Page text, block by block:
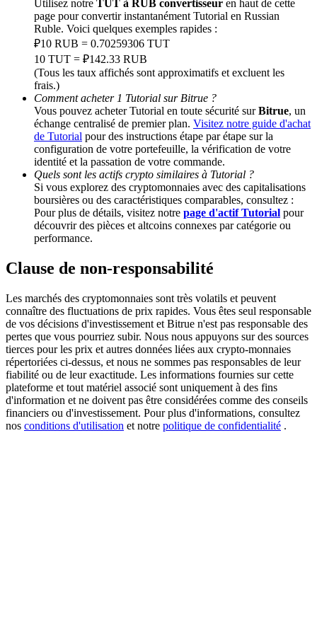
BTC Welcome Rewards
Deposit & Trade BTC to Share 25000 USDT prize pool!
Deposit CASHCAT & Win
Share 500000 CASHCAT prize pool
Exclusive for BitMart Users
Register & Trade to Win 500,000 USDT
Trade Gold & Silver · 33,333 USDT Bonus
USDT New User Exclusive 10% APR
USDT Flexible Staking | Daily Rewards
Utilisez notre TUT à RUB convertisseur en haut de cette
page pour convertir instantanément Tutorial en Russian
Ruble. Voici quelques exemples rapides :
₽10 RUB = 0.70259306 TUT
10 TUT = ₽142.33 RUB
(Tous les taux affichés sont approximatifs et excluent les
frais.)
Comment acheter 1 Tutorial sur Bitrue ?
Vous pouvez acheter Tutorial en toute sécurité surBitrue, un
échange centralisé de premier plan. Visitez notre guide d'achat
de Tutorial pour des instructions étape par étape sur la
configuration de votre portefeuille, la vérification de votre
identité et la passation de votre commande.
Quels sont les actifs crypto similaires à Tutorial ?
Si vous explorez des cryptomonnaies avec des capitalisations
boursières ou des caractéristiques comparables, consultez :
Pour plus de détails, visitez notre page d'actif Tutorial pour
découvrir des pièces et altcoins connexes par catégorie ou
performance.
Clause de non-responsabilité
Les marchés des cryptomonnaies sont très volatils et peuvent
connaître des fluctuations de prix rapides. Vous êtes seul responsable
de vos décisions d'investissement et Bitrue n'est pas responsable des
pertes que vous pourriez subir. Nous nous appuyons sur des sources
tierces pour les prix et autres données liées aux crypto-monnaies
répertoriées ci-dessus, et nous ne sommes pas responsables de leur
fiabilité ou de leur exactitude. Les informations fournies sur cette
plateforme et tout matériel associé sont uniquement à des fins
d'information et ne doivent pas être considérées comme des conseils
financiers ou d'investissement. Pour plus d'informations, consultez
nos conditions d'utilisation et notre politique de confidentialité .